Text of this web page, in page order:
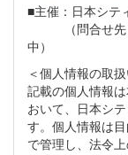
■主催：日本シテ
（問合せ先）
中）
＜個人情報の取扱
記載の個人情報
おいて、日本シ
す。個人情報は
で管理し、法令